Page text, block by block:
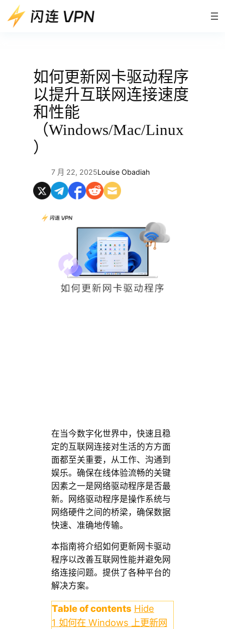
至
如何更新网卡驱动程序
以提升互联网连接速度
和性能
（Windows/Mac/Linux
）
7 月 22, 2025Louise Obadiah
在当今数字化世界中，快速且稳
定的互联网连接对生活的方方面
面都至关重要，从工作、沟通到
娱乐。确保在线体验流畅的关键
因素之一是网络驱动程序是否最
新。网络驱动程序是操作系统与
网络硬件之间的桥梁，确保数据
快速、准确地传输。
本指南将介绍如何更新网卡驱动
程序以改善互联网性能并避免网
络连接问题。提供了各种平台的
解决方案。
Table of contents Hide
1 如何在 Windows 上更新网